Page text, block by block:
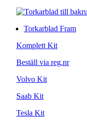
Torkarblad Fram
Komplett Kit
Beställ via reg.nr
Volvo Kit
Saab Kit
Tesla Kit